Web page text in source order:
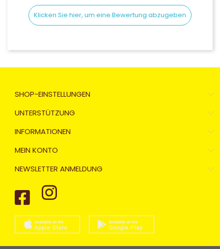
Klicken Sie hier, um eine Bewertung abzugeben
SHOP-EINSTELLUNGEN
UNTERSTÜTZUNG
INFORMATIONEN
MEIN KONTO
NEWSLETTER ANMELDUNG